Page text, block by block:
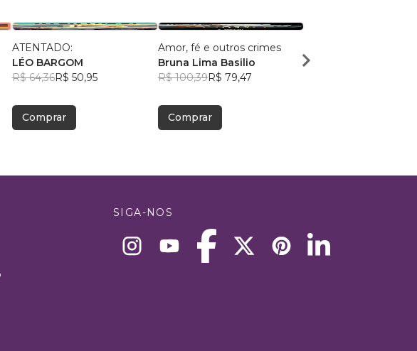
ATENTADO:
LÉO BARGOM
R$ 64,36R$ 50,95
Comprar
Amor, fé e outros crimes
Bruna Lima Basilio
R$ 100,39R$ 79,47
Comprar
Iuri Servino de
SIGA-NOS